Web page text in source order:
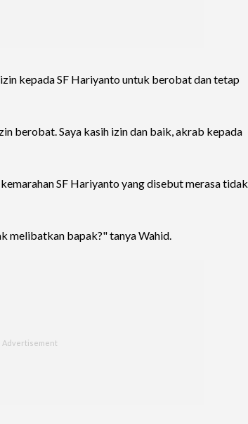
kepada SF Hariyanto untuk berobat dan tetap
berobat. Saya kasih izin dan baik, akrab kepada
SF Hariyanto yang disebut merasa tidak
melibatkan bapak?" tanya Wahid.